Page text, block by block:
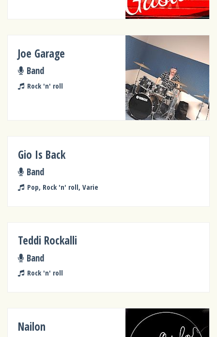
Joe Garage
Band
Rock 'n' roll
Gio Is Back
Band
Pop, Rock 'n' roll, Varie
Teddi Rockalli
Band
Rock 'n' roll
Nailon